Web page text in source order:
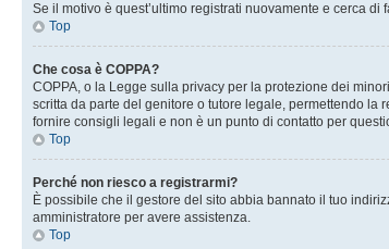
Se il motivo è quest’ultimo registrati nuovamente e cerca
Top
Che cosa è COPPA?
COPPA, o la Legge sulla privacy per la protezione dei
scritta da parte del genitore o tutore legale, permettendo
fornire consigli legali e non è un punto di contatto per
Top
Perché non riesco a registrarmi?
È possibile che il gestore del sito abbia bannato il tuo
amministratore per avere assistenza.
Top